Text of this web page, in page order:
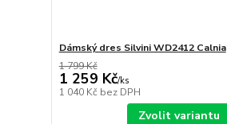
Dámský dres Silvini WD2412 Calnia
1 799 Kč
1 259 Kč/ks
1 040 Kč bez DPH
Zvolit variantu